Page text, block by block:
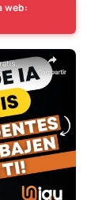
web: